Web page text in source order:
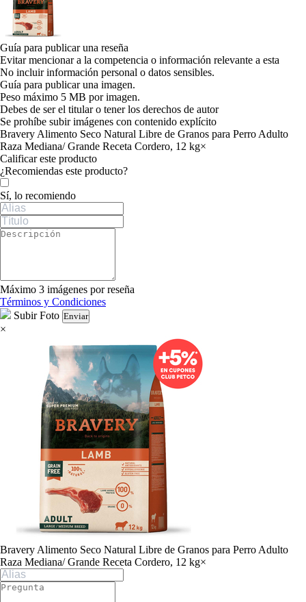
Guía para publicar una reseña
Evitar mencionar a la competencia o información relevante a esta
No incluir información personal o datos sensibles.
Guía para publicar una imagen.
Peso máximo 5 MB por imagen.
Debes de ser el titular o tener los derechos de autor
Se prohíbe subir imágenes con contenido explícito
Bravery Alimento Seco Natural Libre de Granos para Perro Adulto
Raza Mediana/ Grande Receta Cordero, 12 kg×
Calificar este producto
Tu valoración
¿Recomiendas este producto?
Sí, lo recomiendo
Máximo 3 imágenes por reseña
Términos y Condiciones
Subir Foto Enviar
×
Bravery Alimento Seco Natural Libre de Granos para Perro Adulto
Raza Mediana/ Grande Receta Cordero, 12 kg×